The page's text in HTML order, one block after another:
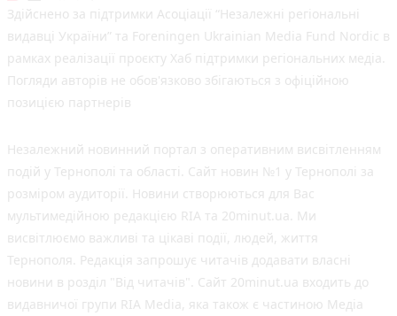
Здійснено за підтримки Асоціації “Незалежні регіональні
видавці України” та Foreningen Ukrainian Media Fund Nordic в
рамках реалізації проєкту Хаб підтримки регіональних медіа.
Погляди авторів не обов'язково збігаються з офіційною
позицією партнерів
Незалежний новинний портал з оперативним висвітленням
подій у Тернополі та області. Сайт новин №1 у Тернополі за
розміром аудиторії. Новини створюються для Вас
мультимедійною редакцією RIA та 20minut.ua. Ми
висвітлюємо важливі та цікаві події, людей, життя
Тернополя. Редакція запрошує читачів додавати власні
новини в розділ "Від читачів". Сайт 20minut.ua входить до
видавничої групи RIA Media, яка також є частиною Медіа